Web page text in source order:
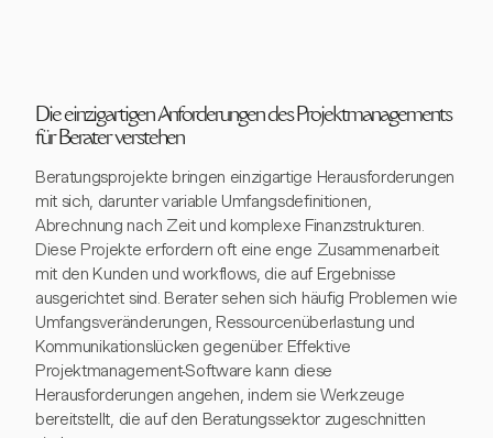
Die einzigartigen Anforderungen des Projektmanagements
für Berater verstehen
Beratungsprojekte bringen einzigartige Herausforderungen
mit sich, darunter variable Umfangsdefinitionen,
Abrechnung nach Zeit und komplexe Finanzstrukturen.
Diese Projekte erfordern oft eine enge Zusammenarbeit
mit den Kunden und workflows, die auf Ergebnisse
ausgerichtet sind. Berater sehen sich häufig Problemen wie
Umfangsveränderungen, Ressourcenüberlastung und
Kommunikationslücken gegenüber. Effektive
Projektmanagement-Software kann diese
Herausforderungen angehen, indem sie Werkzeuge
bereitstellt, die auf den Beratungssektor zugeschnitten